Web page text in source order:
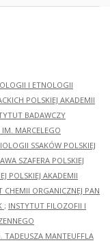
I ETNOLOGII
POLSKIEJ AKADEMII
BADAWCZY
MARCELEGO
SSAKÓW POLSKIEJ
SZAFERA POLSKIEJ
POLSKIEJ AKADEMII
CHEMII ORGANICZNEJ PAN
; INSTYTUT FILOZOFII I
TADEUSZA MANTEUFFLA